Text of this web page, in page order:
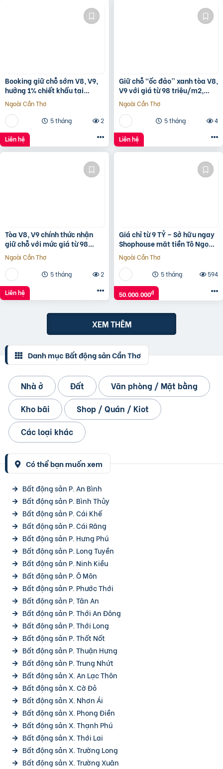
Booking giữ chỗ sớm V8, V9,
hưởng 1% chiết khấu tại
Sunshine Sky City để đón đầu
hạ tầng phát triển
Ngoài Cần Thơ
5 tháng
2
Liên hệ
Giữ chỗ “ốc đảo” xanh tòa V8,
V9 với giá từ 98 triệu/m2,
hưởng 1% chiết khấu booking
sớm tại
Ngoài Cần Thơ
5 tháng
4
Liên hệ
Tòa V8, V9 chính thức nhận
giữ chỗ với mức giá từ 98
triệu/m2, 1% early bird tại
Sunshine Sky City
Ngoài Cần Thơ
5 tháng
2
Liên hệ
Giá chỉ từ 9 TỶ – Sở hữu ngay
Shophouse mặt tiền Tô Ngọc
Vân, ngay vành đai 2
Ngoài Cần Thơ
5 tháng
594
50.000.000đ
XEM THÊM
Danh mục Bất động sản Cần Thơ
Nhà ở Đất
Văn phòng / Mặt bằng
Kho bãi
Shop / Quán / Kiot
Các loại khác
Có thể bạn muốn xem
Bất động sản P. An Bình
Bất động sản P. Bình Thủy
Bất động sản P. Cái Khế
Bất động sản P. Cái Răng
Bất động sản P. Hưng Phú
Bất động sản P. Long Tuyền
Bất động sản P. Ninh Kiều
Bất động sản P. Ô Môn
Bất động sản P. Phước Thới
Bất động sản P. Tân An
Bất động sản P. Thới An Đông
Bất động sản P. Thới Long
Bất động sản P. Thốt Nốt
Bất động sản P. Thuận Hưng
Bất động sản P. Trung Nhứt
Bất động sản X. An Lạc Thôn
Bất động sản X. Cờ Đỏ
Bất động sản X. Nhơn Ái
Bất động sản X. Phong Điền
Bất động sản X. Thạnh Phú
Bất động sản X. Thới Lai
Bất động sản X. Trường Long
Bất động sản X. Trường Xuân